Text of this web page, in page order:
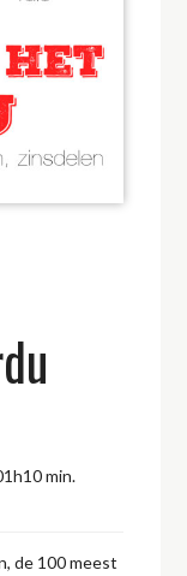
min.
de 100 meest